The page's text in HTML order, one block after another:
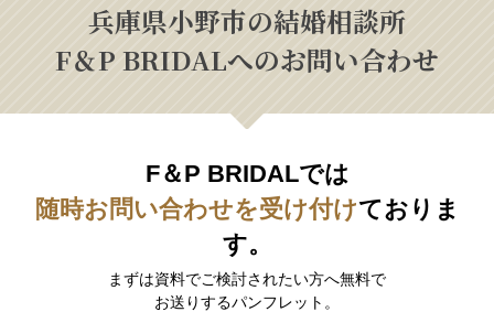
兵庫県小野市の結婚相談所
F＆P BRIDALへのお問い合わせ
F＆P BRIDALでは
随時お問い合わせを受け付けておりま
す。
まずは資料でご検討されたい方へ無料で
お送りするパンフレット。